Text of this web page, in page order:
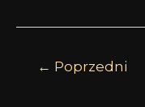
← Poprzedni